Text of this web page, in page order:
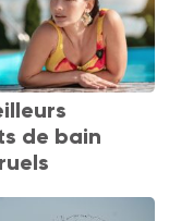
de bain